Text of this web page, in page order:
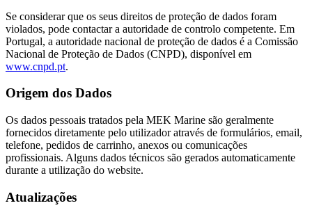
Se considerar que os seus direitos de proteção de dados foram
violados, pode contactar a autoridade de controlo competente. Em
Portugal, a autoridade nacional de proteção de dados é a Comissão
Nacional de Proteção de Dados (CNPD), disponível em
www.cnpd.pt.
Origem dos Dados
Os dados pessoais tratados pela MEK Marine são geralmente
fornecidos diretamente pelo utilizador através de formulários, email,
telefone, pedidos de carrinho, anexos ou comunicações
profissionais. Alguns dados técnicos são gerados automaticamente
durante a utilização do website.
Atualizações